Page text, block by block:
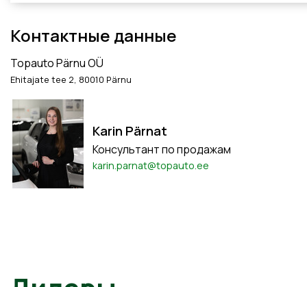
Контактные данные
Topauto Pärnu OÜ
Ehitajate tee 2, 80010 Pärnu
Karin Pärnat
Консультант по продажам
karin.parnat@topauto.ee